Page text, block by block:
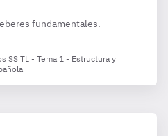
fundamentales.
SS TL - Tema 1 - Estructura y